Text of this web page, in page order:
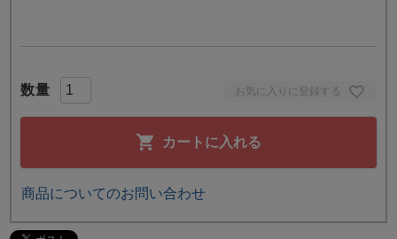
お気に入りに登録する
カートに入れる
商品についてのお問い合わせ